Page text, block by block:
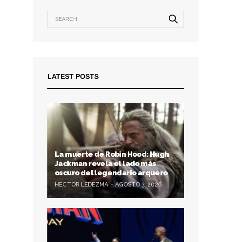
LATEST POSTS
La muerte de Robin Hood: Hugh
Jackman revela el lado más
oscuro del legendario arquero
HÉCTOR LEDEZMA AGOSTO 3, 2026